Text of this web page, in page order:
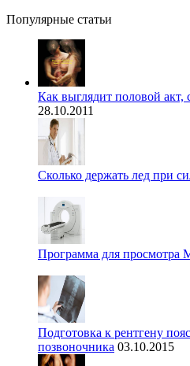
Популярные статьи
Как выглядит половой
28.10.2011
Сколько держать лед при
Программа для просмотра
Подготовка к рентгену
позвоночника 03.10.2015